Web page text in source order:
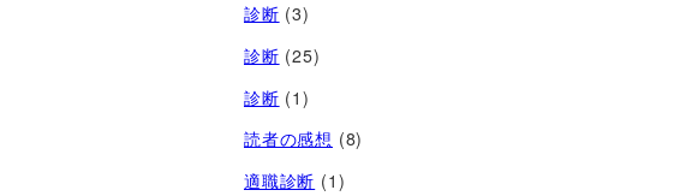
診断 (3)
診断 (25)
診断 (1)
読者の感想 (8)
適職診断 (1)